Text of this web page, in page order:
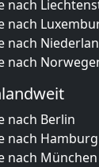
nach
nach
nach
nach
nach Berlin
nach Hamburg
nach München